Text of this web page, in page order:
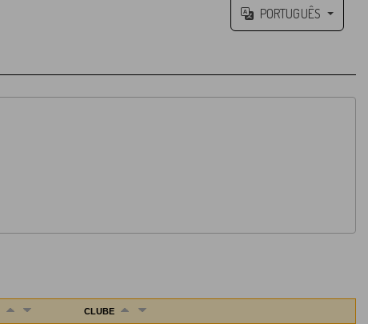
PORTUGUÊS
CLUBE